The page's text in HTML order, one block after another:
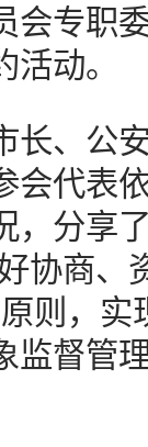
会专职
动。
、公安
会代表
，分享
协商
则，
监督管